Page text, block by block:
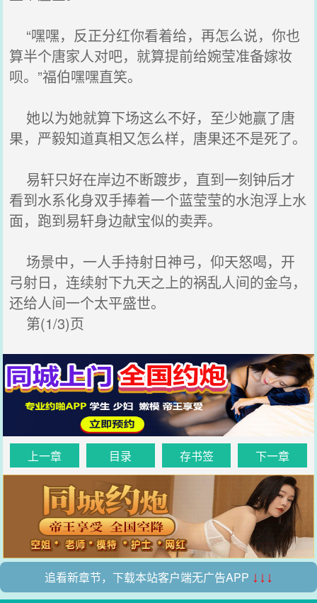
“嘿嘿，反正分红你看着给，再怎么说，你也
算半个唐家人对吧，就算提前给婉莹准备嫁妆
呗。”福伯嘿嘿直笑。
她以为她就算下场这么不好，至少她赢了唐
果，严毅知道真相又怎么样，唐果还不是死了。
易轩只好在岸边不断踱步，直到一刻钟后才
看到水系化身双手捧着一个蓝莹莹的水泡浮上水
面，跑到易轩身边献宝似的卖弄。
场景中，一人手持射日神弓，仰天怒喝，开
弓射日，连续射下九天之上的祸乱人间的金乌，
还给人间一个太平盛世。
第(1/3)页
上一章 目录 存书签 下一章
追看新章节，下载本站客户端无广告APP ↓↓↓